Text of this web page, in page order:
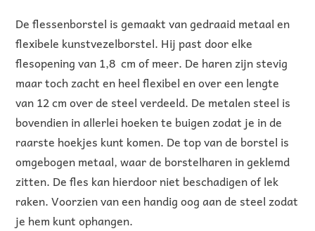
De flessenborstel is gemaakt van gedraaid metaal en
flexibele kunstvezelborstel. Hij past door elke
flesopening van 1,8 cm of meer. De haren zijn stevig
maar toch zacht en heel flexibel en over een lengte
van 12 cm over de steel verdeeld. De metalen steel is
bovendien in allerlei hoeken te buigen zodat je in de
raarste hoekjes kunt komen. De top van de borstel is
omgebogen metaal, waar de borstelharen in geklemd
zitten. De fles kan hierdoor niet beschadigen of lek
raken. Voorzien van een handig oog aan de steel zodat
je hem kunt ophangen.